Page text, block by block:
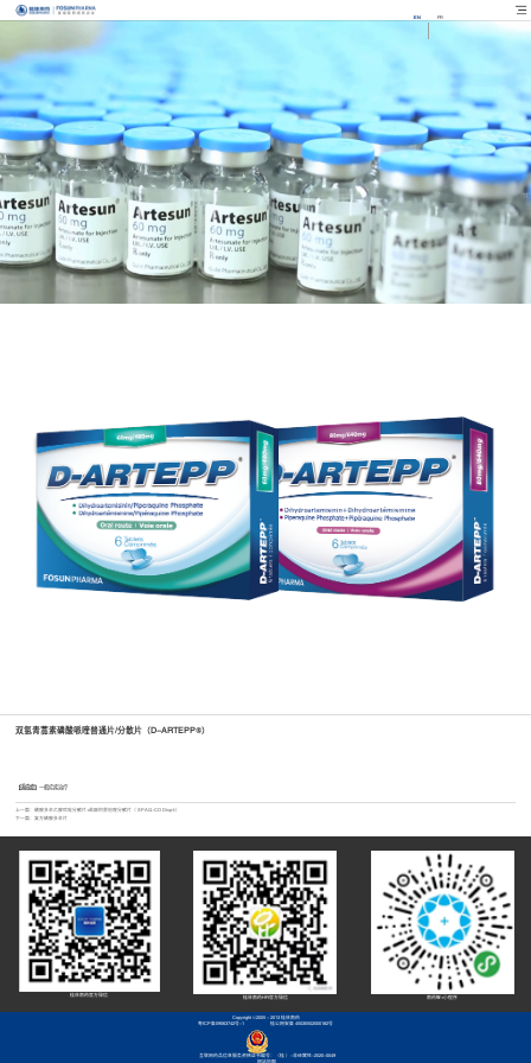
EN FR
双氢青蒿素磷酸哌喹普通片/分散片（D-ARTEPP®）
【适应症】一般疟疾治疗
上一篇：磺胺多辛乙胺嘧啶分散片+盐酸阿莫地喹分散片（ SPAQ-CO Disp®）
下一篇：复方磺胺多辛片
桂林南药官方微信
桂林南药HR官方微信 南药智+小程序
Copyright ©2005 - 2013 桂林南药
粤ICP备09063742号-1
桂公网安备 45030502000182号
互联网药品信息服务资格证书编号：（桂 ）-非经营性-2020-0049
网站地图